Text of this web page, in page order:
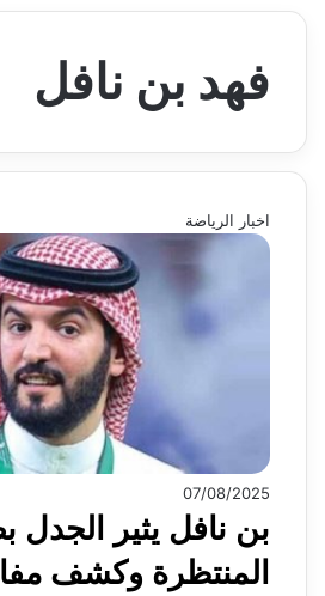
فهد بن نافل
اخبار الرياضة
07/08/2025
بن نافل يثير الجدل
المنتظرة وكشف